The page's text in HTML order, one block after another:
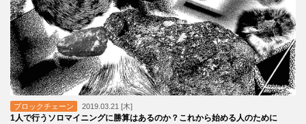
ブロックチェーン 2019.03.21 [木]
1人で行うソロマイニングに勝算はあるのか？これから始める人のために